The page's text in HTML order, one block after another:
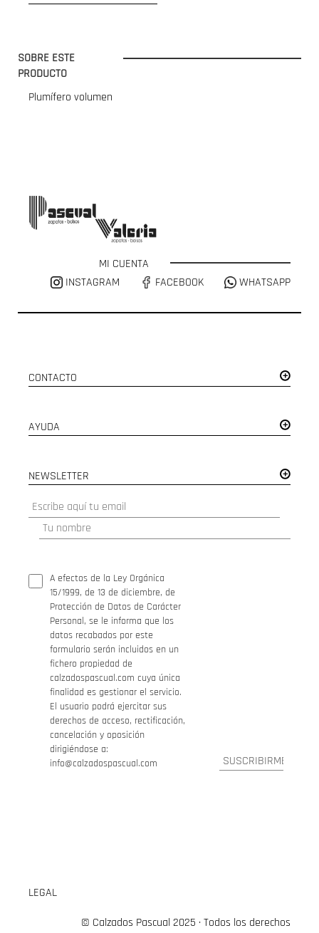
SOBRE ESTE
PRODUCTO
Plumífero volumen
MI CUENTA
INSTAGRAM
FACEBOOK WHATSAPP
CONTACTO
AYUDA
NEWSLETTER
A efectos de la Ley Orgánica
15/1999, de 13 de diciembre, de
Protección de Datos de Carácter
Personal, se le informa que los
datos recabados por este
formulario serán incluidos en un
fichero propiedad de
calzadospascual.com cuya única
finalidad es gestionar el servicio.
El usuario podrá ejercitar sus
derechos de acceso, rectificación,
cancelación y oposición
dirigiéndose a:
info@calzadospascual.com
LEGAL
© Calzados Pascual 2025 · Todos los derechos